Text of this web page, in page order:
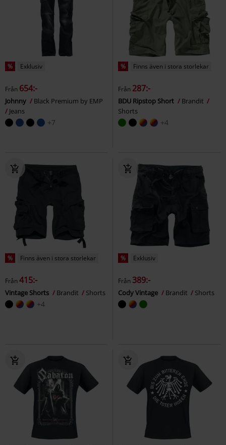
% Exklusiv
Från 654:-
Johnny
Black Premium by EMP
Jeans
+7
% Finns även i stora storlekar
Från 287:-
BDU Ripstop Short
Brandit
Shorts
+4
% Finns även i stora storlekar
Från415:-
Vintage Shorts Brandit Shorts
+4
% Exklusiv
Från 389:-
Cody Vintage Brandit Shorts